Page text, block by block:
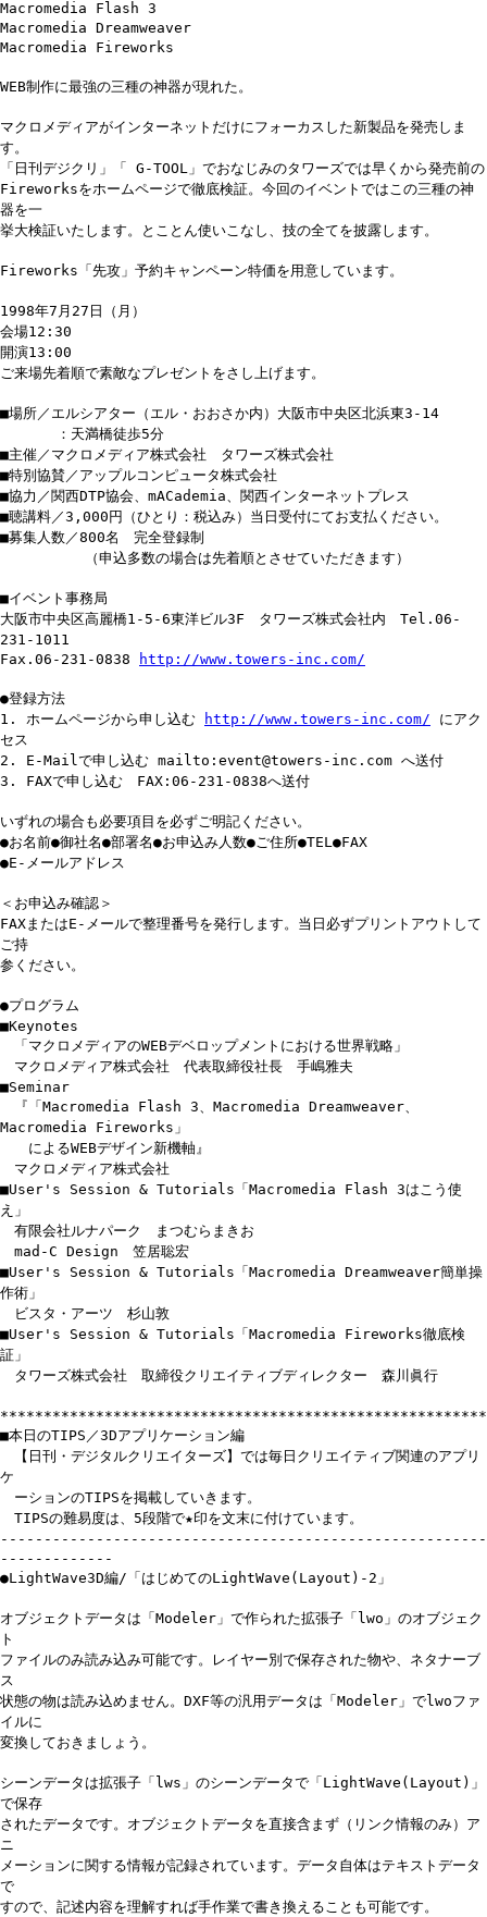
Macromedia Flash 3
Macromedia Dreamweaver
Macromedia Fireworks
WEB制作に最強の三種の神器が現れた。
マクロメディアがインターネットだけにフォーカスした新製品を発売しま
す。
「日刊デジクリ」「 G-TOOL」でおなじみのタワーズでは早くから発売前の
Fireworksをホームページで徹底検証。今回のイベントではこの三種の神
器を一
挙大検証いたします。とことん使いこなし、技の全てを披露します。
Fireworks「先攻」予約キャンペーン特価を用意しています。
1998年7月27日（月）
会場12:30
開演13:00
ご来場先着順で素敵なプレゼントをさし上げます。
■場所／エルシアター（エル・おおさか内）大阪市中央区北浜東3-14
：天満橋徒歩5分
■主催／マクロメディア株式会社 タワーズ株式会社
■特別協賛／アップルコンピュータ株式会社
■協力／関西DTP協会、mACademia、関西インターネットプレス
■聴講料／3,000円（ひとり：税込み）当日受付にてお支払ください。
■募集人数／800名 完全登録制
（申込多数の場合は先着順とさせていただきます）
■イベント事務局
大阪市中央区高麗橋1-5-6東洋ビル3F タワーズ株式会社内 Tel.06-
231-1011
Fax.06-231-0838
http://www.towers-inc.com/
●登録方法
1. ホームページから申し込む
http://www.towers-inc.com/ にアク
セス
2. E-Mailで申し込む mailto:event@towers-inc.com へ送付
3. FAXで申し込む FAX:06-231-0838へ送付
いずれの場合も必要項目を必ずご明記ください。
●お名前●御社名●部署名●お申込み人数●ご住所●TEL●FAX
●E-メールアドレス
＜お申込み確認＞
FAXまたはE-メールで整理番号を発行します。当日必ずプリントアウトして
ご持
参ください。
●プログラム
■Keynotes
「マクロメディアのWEBデベロップメントにおける世界戦略」
マクロメディア株式会社 代表取締役社長 手嶋雅夫
■Seminar
『「Macromedia Flash 3、Macromedia Dreamweaver、
Macromedia Fireworks」
によるWEBデザイン新機軸』
マクロメディア株式会社
■User's Session & Tutorials「Macromedia Flash 3はこう使
え」
有限会社ルナパーク まつむらまきお
mad-C Design 笠居聡宏
■User's Session & Tutorials「Macromedia Dreamweaver簡単操
作術」
ビスタ・アーツ 杉山敦
■User's Session & Tutorials「Macromedia Fireworks徹底検
証」
タワーズ株式会社 取締役クリエイティブディレクター 森川眞行
■本日のTIPS／3Dアプリケーション編
【日刊・デジタルクリエイターズ】では毎日クリエイティブ関連のアプリ
ケ
ーションのTIPSを掲載していきます。
TIPSの難易度は、5段階で★印を文末に付けています。
--------------------------------------------------------
-------------
●LightWave3D編/「はじめてのLightWave(Layout)-2」
オブジェクトデータは「Modeler」で作られた拡張子「lwo」のオブジェク
ト
ファイルのみ読み込み可能です。レイヤー別で保存された物や、ネタナーブ
ス
状態の物は読み込めません。DXF等の汎用データは「Modeler」でlwoファ
イルに
変換しておきましょう。
シーンデータは拡張子「lws」のシーンデータで「LightWave(Layout)」
で保存
されたデータです。オブジェクトデータを直接含まず（リンク情報のみ）ア
ニ
メーションに関する情報が記録されています。データ自体はテキストデータ
で
すので、記述内容を理解すれば手作業で書き換えることも可能です。